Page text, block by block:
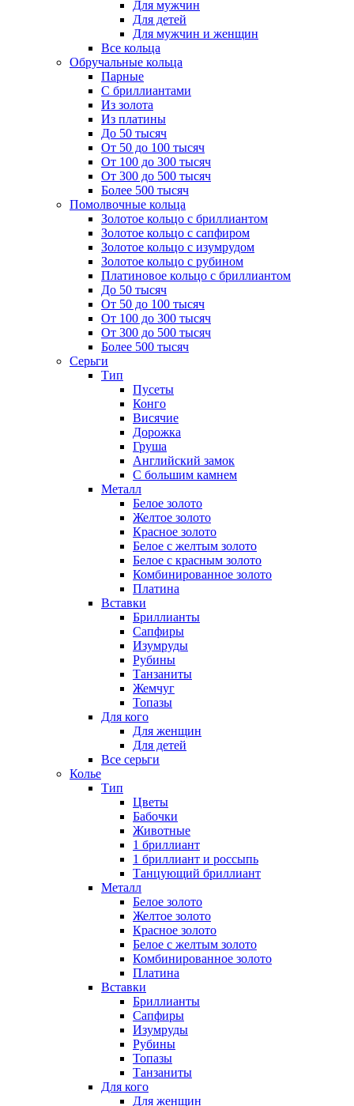
Для мужчин
Для детей
Для мужчин и женщин
Все кольца
Обручальные кольца
Парные
С бриллиантами
Из золота
Из платины
До 50 тысяч
От 50 до 100 тысяч
От 100 до 300 тысяч
От 300 до 500 тысяч
Более 500 тысяч
Помолвочные кольца
Золотое кольцо с бриллиантом
Золотое кольцо с сапфиром
Золотое кольцо с изумрудом
Золотое кольцо с рубином
Платиновое кольцо с бриллиантом
До 50 тысяч
От 50 до 100 тысяч
От 100 до 300 тысяч
От 300 до 500 тысяч
Более 500 тысяч
Серьги
Тип
Пусеты
Конго
Висячие
Дорожка
Груша
Английский замок
С большим камнем
Металл
Белое золото
Желтое золото
Красное золото
Белое с желтым золото
Белое с красным золото
Комбинированное золото
Платина
Вставки
Бриллианты
Сапфиры
Изумруды
Рубины
Танзаниты
Жемчуг
Топазы
Для кого
Для женщин
Для детей
Все серьги
Колье
Тип
Цветы
Бабочки
Животные
1 бриллиант
1 бриллиант и россыпь
Танцующий бриллиант
Металл
Белое золото
Желтое золото
Красное золото
Белое с желтым золото
Комбинированное золото
Платина
Вставки
Бриллианты
Сапфиры
Изумруды
Рубины
Топазы
Танзаниты
Для кого
Для женщин